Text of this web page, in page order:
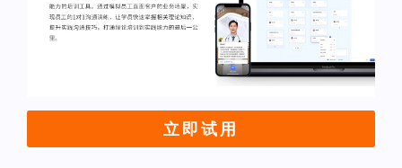
立即试用